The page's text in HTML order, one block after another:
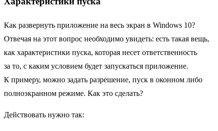
Как развернуть приложение на весь экран в Windows 10?
Отвечая на этот вопрос необходимо увидеть: есть такая вещь,
как характеристики пуска, которая несет ответственность
за то, с каким условием будет запускаться приложение.
К примеру, можно задать разрешение, пуск в оконном либо
полноэкранном режиме. Как это сделать?
Действовать нужно так: